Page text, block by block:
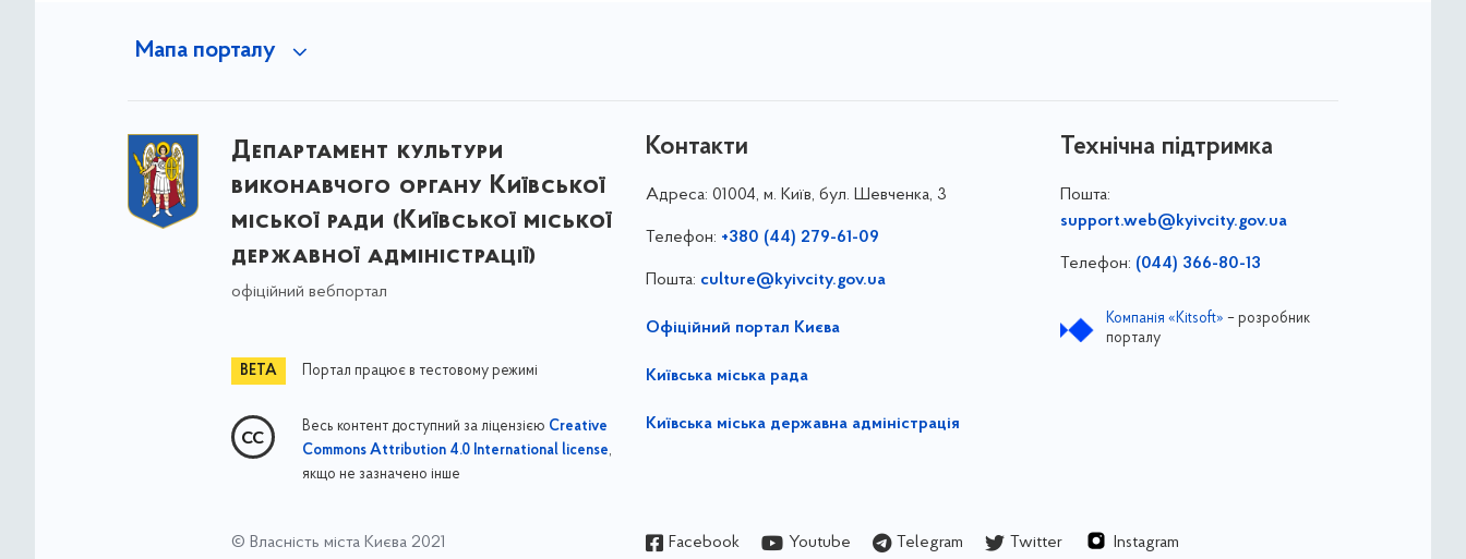
Мапа порталу
Департамент культури
виконавчого органу Київської
міської ради (Київської міської
державної адміністрації)
офіційний вебпортал
Портал працює в тестовому режимі
Весь контент доступний за ліцензією Creative
Commons Attribution 4.0 International license,
якщо не зазначено інше
Контакти
Адреса: 01004, м. Київ, бул. Шевченка, 3
Телефон: +380 (44) 279-61-09
Пошта: culture@kyivcity.gov.ua
Офіційний портал Києва
Київська міська рада
Київська міська державна адміністрація
Технічна підтримка
Пошта:
support.web@kyivcity.gov.ua
Телефон: (044) 366-80-13
Компанія «Kitsoft» – розробник
порталу
© Власність міста Києва 2021 Facebook Youtube Telegram Twitter Instagram